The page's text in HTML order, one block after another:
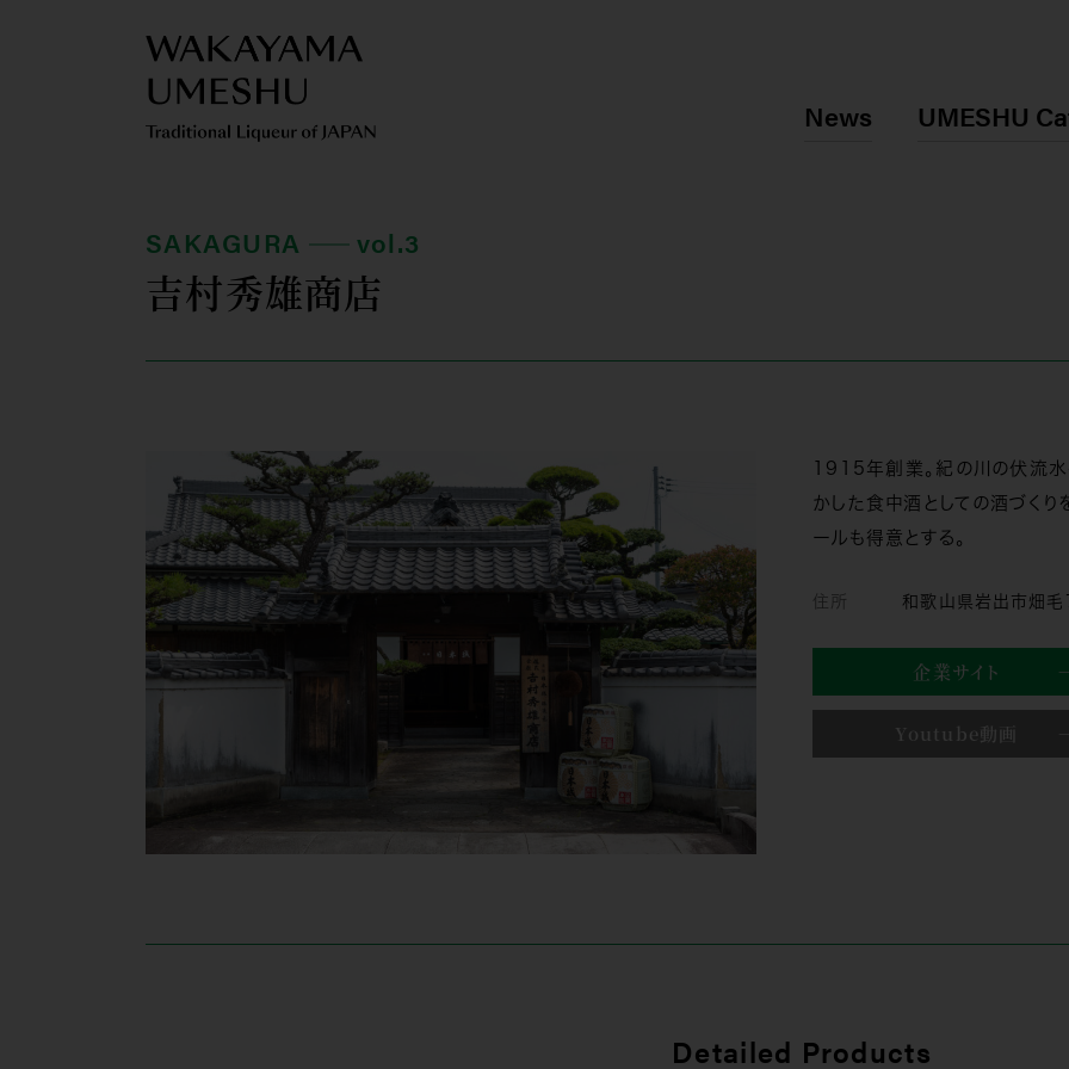
News UMESHU
SAKAGURA vol.3
吉村秀雄商店
1915年創業。紀の川の伏流
かした食中酒としての酒づく
ールも得意とする。
住所 和歌山県岩出市畑
企業サイト
Youtube動画
Detailed Products